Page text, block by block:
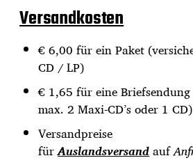
Versandkosten
€ 6,00 für ein Paket
CD / LP)
€ 1,65 für eine
max. 2 Maxi-CD’s oder 1 CD)
Versandpreise
fürAuslandsversandauf